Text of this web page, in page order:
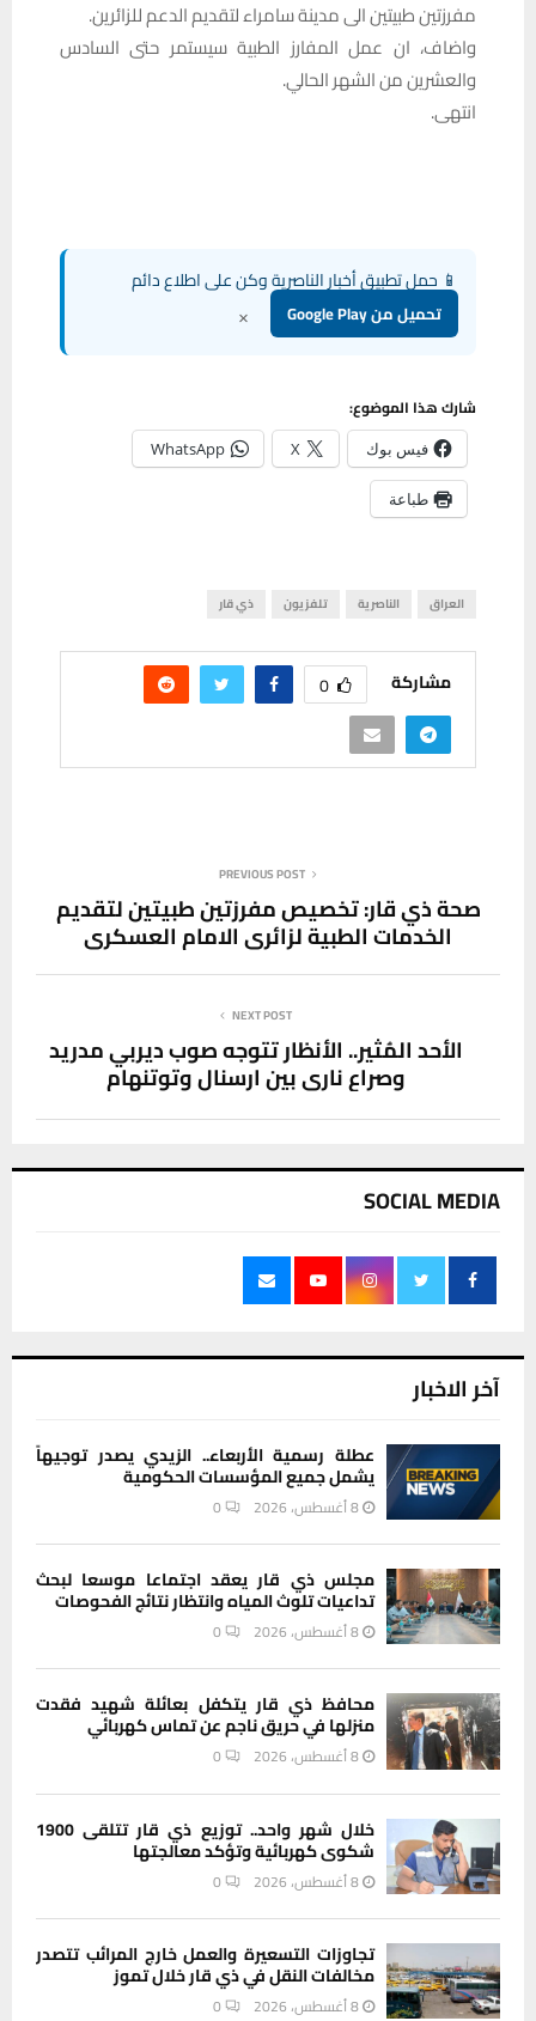
مفرزتين طبيتين الى مدينة سامراء لتقديم الدعم للزائرين.
واضاف، ان عمل المفارز الطبية سيستمر حتى السادس
والعشرين من الشهر الحالي.
انتهى.
📱 حمل تطبيق أخبار الناصرية وكن على اطلاع دائم
تحميل من Google Play ×
شارك هذا الموضوع:
فيس بوك X
WhatsApp
طباعة
العراق الناصرية تلفزيون ذي قار
مشاركة 0
PREVIOUS POST
صحة ذي قار: تخصيص مفرزتين طبيتين لتقديم
الخدمات الطبية لزائري الامام العسكري
NEXT POST
الأحد المُثير.. الأنظار تتوجه صوب ديربي مدريد
وصراع ناري بين ارسنال وتوتنهام
SOCIAL MEDIA
آخر الاخبار
عطلة رسمية الأربعاء.. الزيدي يصدر توجيهاً
يشمل جميع المؤسسات الحكومية
8 أغسطس، 2026 0
مجلس ذي قار يعقد اجتماعا موسعا لبحث
تداعيات تلوث المياه وانتظار نتائج الفحوصات
8 أغسطس، 2026 0
محافظ ذي قار يتكفل بعائلة شهيد فقدت
منزلها في حريق ناجم عن تماس كهربائي
8 أغسطس، 2026 0
خلال شهر واحد.. توزيع ذي قار تتلقى 1900
شكوى كهربائية وتؤكد معالجتها
8 أغسطس، 2026 0
تجاوزات التسعيرة والعمل خارج المرائب تتصدر
مخالفات النقل في ذي قار خلال تموز
8 أغسطس، 2026 0